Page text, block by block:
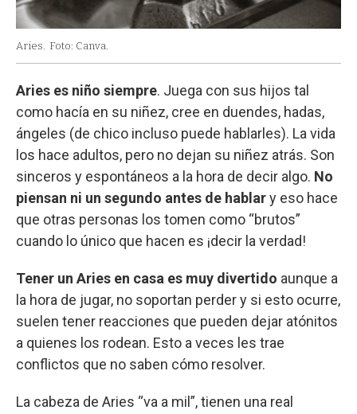
Aries. Foto: Canva.
Aries es niño siempre. Juega con sus hijos tal
como hacía en su niñez, cree en duendes, hadas,
ángeles (de chico incluso puede hablarles). La vida
los hace adultos, pero no dejan su niñez atrás. Son
sinceros y espontáneos a la hora de decir algo. No
piensan ni un segundo antes de hablary eso hace
que otras personas los tomen como “brutos”
cuando lo único que hacen es ¡decir la verdad!
Tener un Aries en casa es muy divertido aunque a
la hora de jugar, no soportan perder y si esto ocurre,
suelen tener reacciones que pueden dejar atónitos
a quienes los rodean. Esto a veces les trae
conflictos que no saben cómo resolver.
La cabeza de Aries “va a mil”, tienen una real